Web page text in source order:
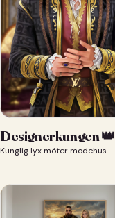
Designerkungen 👑
Kunglig lyx möter modehus — du som designerkung 👑